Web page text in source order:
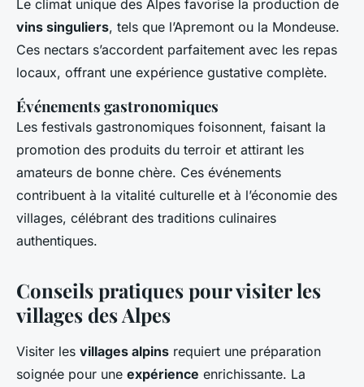
Le climat unique des Alpes favorise la production de
vins singuliers, tels que l’Apremont ou la Mondeuse.
Ces nectars s’accordent parfaitement avec les repas
locaux, offrant une expérience gustative complète.
Événements gastronomiques
Les festivals gastronomiques foisonnent, faisant la
promotion des produits du terroir et attirant les
amateurs de bonne chère. Ces événements
contribuent à la vitalité culturelle et à l’économie des
villages, célébrant des traditions culinaires
authentiques.
Conseils pratiques pour visiter les
villages des Alpes
Visiter les villages alpins requiert une préparation
soignée pour une expérience enrichissante. La